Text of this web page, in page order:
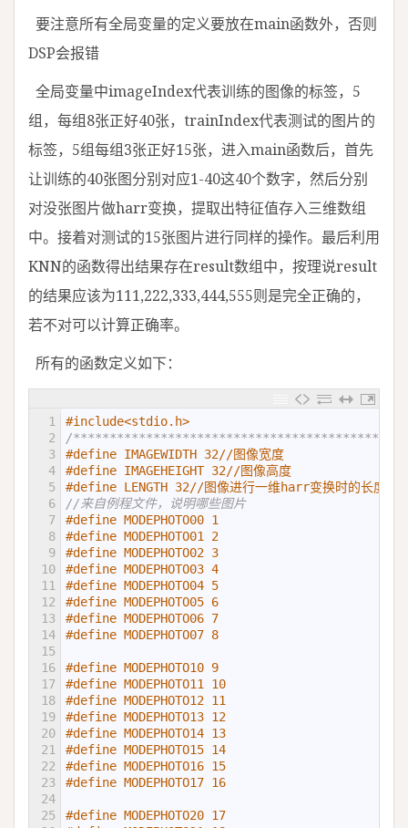
要注意所有全局变量的定义要放在main函数外，否则
DSP会报错
全局变量中imageIndex代表训练的图像的标签，5
组，每组8张正好40张，trainIndex代表测试的图片的
标签，5组每组3张正好15张，进入main函数后，首先
让训练的40张图分别对应1-40这40个数字，然后分别
对没张图片做harr变换，提取出特征值存入三维数组
中。接着对测试的15张图片进行同样的操作。最后利用
KNN的函数得出结果存在result数组中，按理说result
的结果应该为111,222,333,444,555则是完全正确的，
若不对可以计算正确率。
所有的函数定义如下：
1
2
3
4
5
6
7
8
9
10
11
12
13
14
15
16
17
18
19
20
21
22
23
24
25
#include<stdio.h>
/******************************************宏
#define IMAGEWIDTH 32//图像宽度
#define IMAGEHEIGHT 32//图像高度
#define LENGTH 32//图像进行一维harr变换时的长度，
//来自例程文件，说明哪些图片
#define MODEPHOTO00 1
#define MODEPHOTO01 2
#define MODEPHOTO02 3
#define MODEPHOTO03 4
#define MODEPHOTO04 5
#define MODEPHOTO05 6
#define MODEPHOTO06 7
#define MODEPHOTO07 8
#define MODEPHOTO10 9
#define MODEPHOTO11 10
#define MODEPHOTO12 11
#define MODEPHOTO13 12
#define MODEPHOTO14 13
#define MODEPHOTO15 14
#define MODEPHOTO16 15
#define MODEPHOTO17 16
#define MODEPHOTO20 17